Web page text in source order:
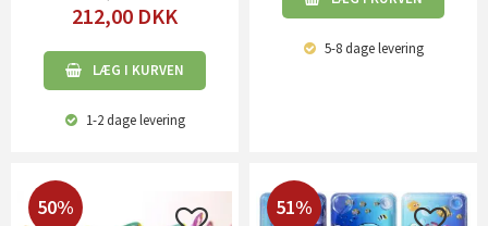
212,00 DKK
LÆG I KURVEN
1-2 dagelevering
5-8 dagelevering
50% 51%